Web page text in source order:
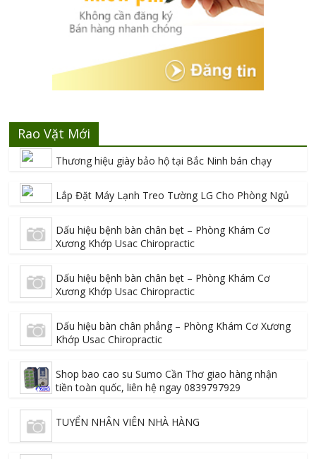
Rao Vặt Mới
Thương hiệu giày bảo hộ tại Bắc Ninh bán chạy
Lắp Đặt Máy Lạnh Treo Tường LG Cho Phòng Ngủ
Dấu hiệu bệnh bàn chân bẹt – Phòng Khám Cơ
Xương Khớp Usac Chiropractic
Dấu hiệu bệnh bàn chân bẹt – Phòng Khám Cơ
Xương Khớp Usac Chiropractic
Dấu hiệu bàn chân phẳng – Phòng Khám Cơ Xương
Khớp Usac Chiropractic
Shop bao cao su Sumo Cần Thơ giao hàng nhận
tiền toàn quốc, liên hệ ngay 0839797929
TUYỂN NHÂN VIÊN NHÀ HÀNG